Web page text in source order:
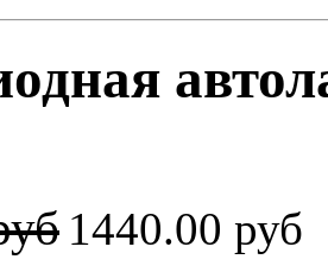
1440.00 руб